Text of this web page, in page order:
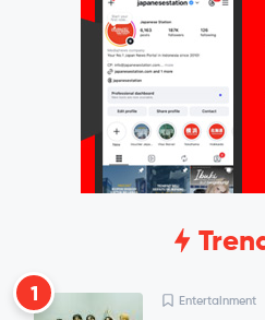
1 Entertainment